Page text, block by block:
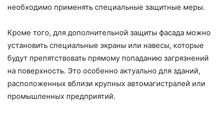
необходимо применять специальные защитные меры.
Кроме того, для дополнительной защиты фасада можно
установить специальные экраны или навесы, которые
будут препятствовать прямому попаданию загрязнений
на поверхность. Это особенно актуально для зданий,
расположенных вблизи крупных автомагистралей или
промышленных предприятий.